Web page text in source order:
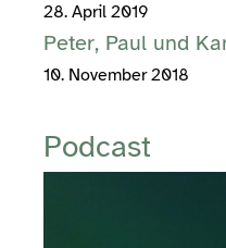
28. April 2019
Peter, Paul und
10. November 2018
Podcast